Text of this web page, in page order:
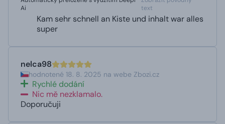
Ai
text
Kam sehr schnell an Kiste und inhalt war alles
super
nelca98
hodnotené 18. 8. 2025 na webe Zbozi.cz
Rychlé dodání
Nic mě nezklamalo.
Doporučuji